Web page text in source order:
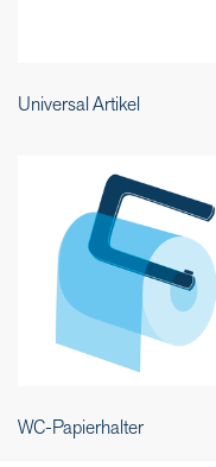
Universal Artikel
WC-Papierhalter